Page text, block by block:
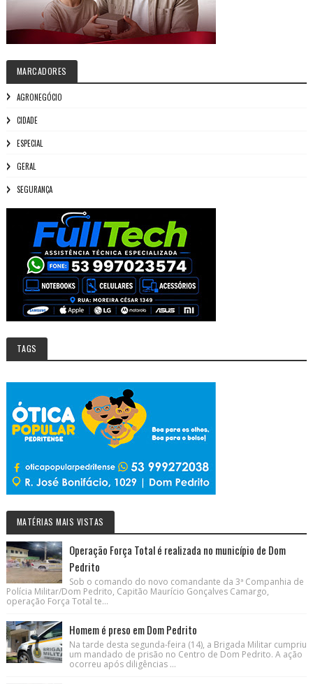
MARCADORES
AGRONEGÓCIO
CIDADE
ESPECIAL
GERAL
SEGURANÇA
TAGS
MATÉRIAS MAIS VISTAS
Operação Força Total é realizada no município de Dom
Pedrito
Sob o comando do novo comandante da 3ª Companhia de
Polícia Militar/Dom Pedrito, Capitão Maurício Gonçalves Camargo,
operação Força Total te...
Homem é preso em Dom Pedrito
Na tarde desta segunda-feira (14), a Brigada Militar cumpriu
um mandado de prisão no Centro de Dom Pedrito. A ação
ocorreu após diligências ...